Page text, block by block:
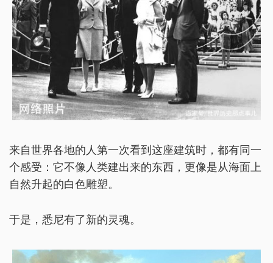
来自世界各地的人第一次看到这座建筑时，都有同一
个感受：它不像人类建出来的东西，更像是从海面上
自然升起的白色雕塑。
于是，悉尼有了新的灵魂。